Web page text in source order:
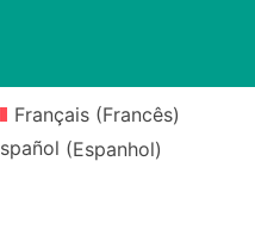
Français (Francês)
(Espanhol)